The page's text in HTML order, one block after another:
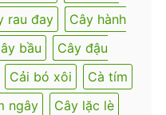
rau đay
Cây hành
bầu
Cây đậu
Cải bó xôi
Cà tím
ngây
Cây lặc lè